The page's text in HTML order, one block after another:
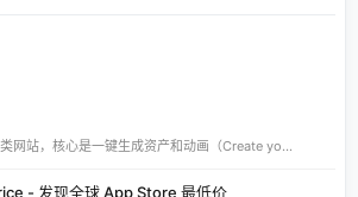
网站，核心是一键生成资产和动画（Create yo...
- 发现全球 App Store 最低价